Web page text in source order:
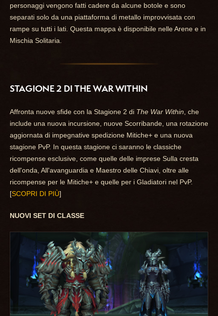
personaggi vengono fatti cadere da alcune botole e sono
separati solo da una piattaforma di metallo improvvisata con
rampe su tutti i lati. Questa mappa è disponibile nelle Arene e in
Mischia Solitaria.
STAGIONE 2 DI THE WAR WITHIN
Affronta nuove sfide con la Stagione 2 di The War Within , che
include una nuova incursione, nuove Scorribande, una rotazione
aggiornata di impegnative spedizione Mitiche+ e una nuova
stagione PvP. In questa stagione ci saranno le classiche
ricompense esclusive, come quelle delle imprese Sulla cresta
dell'onda, All'avanguardia e Maestro delle Chiavi, oltre alle
ricompense per le Mitiche+ e quelle per i Gladiatori nel PvP.
[SCOPRI DI PIÙ]
NUOVI SET DI CLASSE